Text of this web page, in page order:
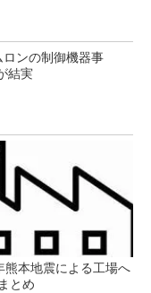
ロンの制御機器事
結実
熊本地震による工場へ
とめ